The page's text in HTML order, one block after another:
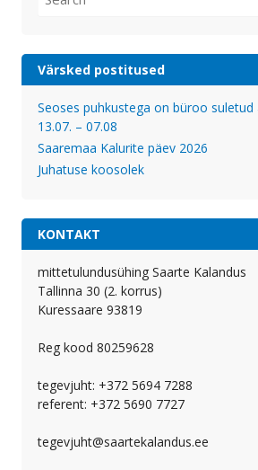
for:
Värsked postitused
Seoses puhkustega on büroo suletud
13.07. – 07.08
Saaremaa Kalurite päev 2026
Juhatuse koosolek
KONTAKT
mittetulundusühing Saarte Kalandus
Tallinna 30 (2. korrus)
Kuressaare 93819
Reg kood 80259628
tegevjuht: +372 5694 7288
referent: +372 5690 7727
tegevjuht@saartekalandus.ee